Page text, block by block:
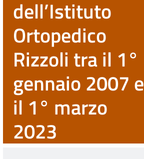
dell’Istituto
Ortopedico
Rizzoli tra il 1°
gennaio 2007 e
il 1° marzo
2023